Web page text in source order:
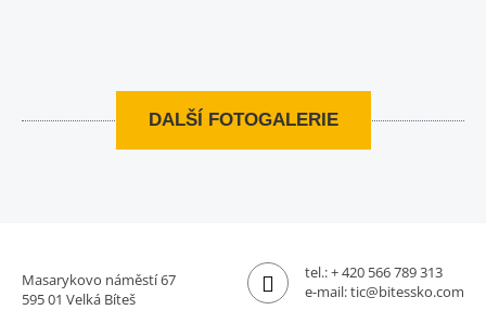
DALŠÍ FOTOGALERIE
Masarykovo náměstí 67
595 01 Velká Bíteš
tel.:+ 420 566 789 313
e-mail:tic@bitessko.com